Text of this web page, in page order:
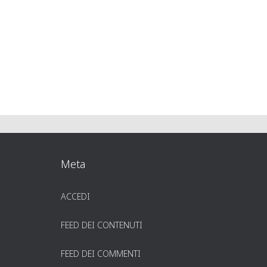
Meta
ACCEDI
FEED DEI CONTENUTI
FEED DEI COMMENTI